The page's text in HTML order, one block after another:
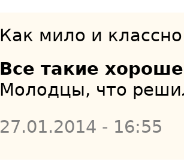
Как мило и
Все такие
Молодцы, что
27.01.2014 - 16:55